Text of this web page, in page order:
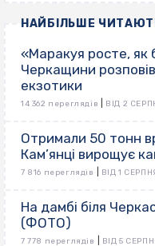
НАЙБІЛЬШЕ
«Маракуя росте, як
Черкащини
екзотики
14 362 переглядів ВІД 2
Отримали 50 тонн
Кам’янці вирощує
7 816 переглядів ВІД 1
На дамбі біля
(ФОТО)
7 778 переглядів ВІД 5